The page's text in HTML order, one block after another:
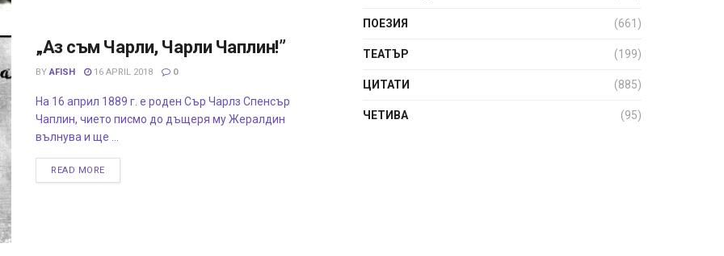
„Аз съм Чарли, Чарли Чаплин!”
BY AFISH 16 APRIL 2018 0
На 16 април 1889 г. е роден Сър Чарлз Спенсър
Чаплин, чието писмо до дъщеря му Жералдин
вълнува и ще ...
READ MORE
ПОЕЗИЯ (661)
ТЕАТЪР (199)
ЦИТАТИ (885)
ЧЕТИВА (95)